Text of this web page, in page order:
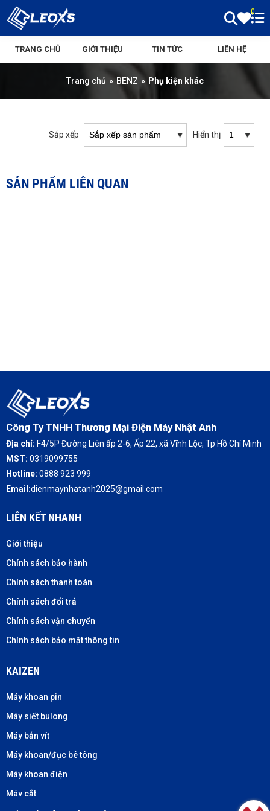
0
TRANG CHỦ GIỚI THIỆU TIN TỨC LIÊN HỆ
Trang chủ » BENZ » Phụ kiện khác
Sắp xếp Hiển thị
SẢN PHẨM LIÊN QUAN
Công Ty TNHH Thương Mại Điện Máy Nhật Anh
Địa chỉ: F4/5P Đường Liên ấp 2-6, Ấp 22, xã Vĩnh Lộc, Tp Hồ Chí Minh
MST: 0319099755
Hotline: 0888 923 999
Email:dienmaynhatanh2025@gmail.com
LIÊN KẾT NHANH
Giới thiệu
Chính sách bảo hành
Chính sách thanh toán
Chính sách đổi trả
Chính sách vận chuyển
Chính sách bảo mật thông tin
KAIZEN
Máy khoan pin
Máy siết bulong
Máy bắn vít
Máy khoan/đục bê tông
Máy khoan điện
Máy cắt